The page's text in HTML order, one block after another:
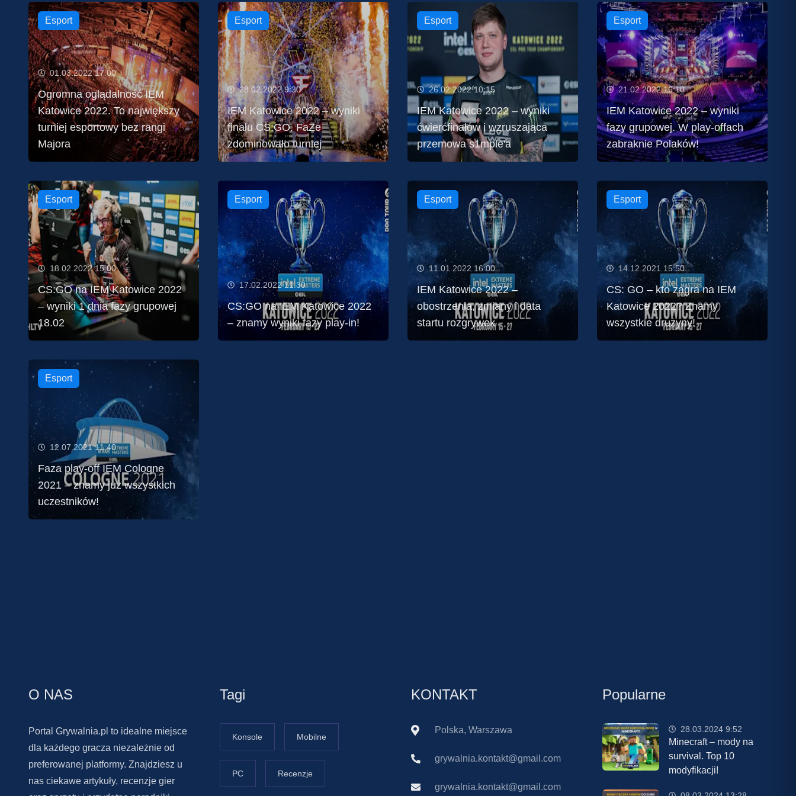
Esport
01.03.2022 17:00
Ogromna oglądalność IEM
Katowice 2022. To największy
turniej esportowy bez rangi
Majora
Esport
28.02.2022 9:30
IEM Katowice 2022 – wyniki
finału CS:GO. FaZe
zdominowało turniej
Esport
26.02.2022 10:15
IEM Katowice 2022 – wyniki
ćwierćfinałów i wzruszająca
przemowa s1mple'a
Esport
21.02.2022 16:10
IEM Katowice 2022 – wyniki
fazy grupowej. W play-offach
zabraknie Polaków!
Esport
18.02.2022 15:00
CS:GO na IEM Katowice 2022
– wyniki 1 dnia fazy grupowej
18.02
Esport
17.02.2022 11:30
CS:GO na IEM Katowice 2022
– znamy wyniki fazy play-in!
Esport
11.01.2022 16:00
IEM Katowice 2022 –
obostrzenia, zmiany i data
startu rozgrywek
Esport
14.12.2021 15:50
CS: GO – kto zagra na IEM
Katowice 2022? Znamy
wszystkie drużyny!
Esport
12.07.2021 11:40
Faza play-off IEM Cologne
2021 – znamy już wszystkich
uczestników!
O NAS
Portal Grywalnia.pl to idealne miejsce
dla każdego gracza niezależnie od
preferowanej platformy. Znajdziesz u
nas ciekawe artykuły, recenzje gier
Tagi
Konsole Mobilne
PC Recenzje
KONTAKT
Polska, Warszawa
grywalnia.kontakt@gmail.com
grywalnia.kontakt@gmail.com
Popularne
28.03.2024 9:52
Minecraft – mody na
survival. Top 10
modyfikacji!